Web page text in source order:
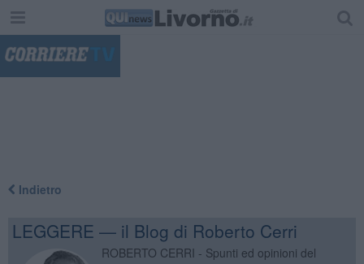
Indietro
LEGGERE — il Blog di Roberto Cerri
ROBERTO CERRI - Spunti ed opinioni del